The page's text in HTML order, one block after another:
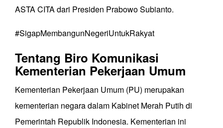
ASTA CITA dari Presiden Prabowo Subianto.
#SigapMembangunNegeriUntukRakyat
Tentang Biro Komunikasi
Kementerian Pekerjaan Umum
Kementerian Pekerjaan Umum (PU) merupakan
kementerian negara dalam Kabinet Merah Putih di
Pemerintah Republik Indonesia. Kementerian ini